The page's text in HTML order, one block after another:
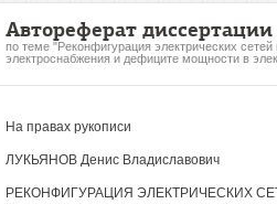
Автореферат диссертации
по теме "Реконфигурация электрических
электроснабжения и дефиците мощности в
На правах рукописи
ЛУКЬЯНОВ Денис Владиславович
РЕКОНФИГУРАЦИЯ ЭЛЕКТРИЧЕСКИХ